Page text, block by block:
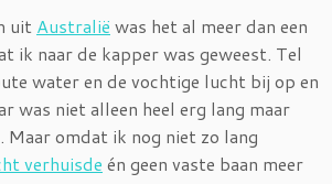
uit Australië was het al meer dan een
ik naar de kapper was geweest. Tel
water en de vochtige lucht bij op en
was niet alleen heel erg lang maar
Maar omdat ik nog niet zo lang
verhuisde én geen vaste baan meer